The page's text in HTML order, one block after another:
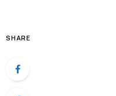
SHARE